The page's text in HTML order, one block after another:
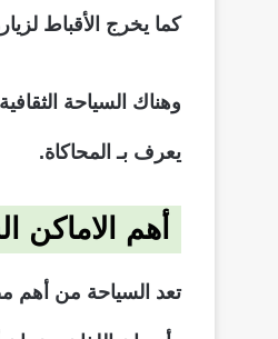
كما يخرج الأقباط
وهناك السياحة
يعرف بـ المحاكاة.
أهم الاماكن
تعد السياحة من أهم